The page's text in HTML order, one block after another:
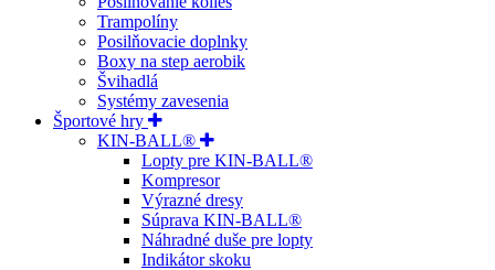
Trampolíny
Posilňovacie doplnky
Boxy na step aerobik
Švihadlá
Systémy zavesenia
Športové hry
KIN-BALL®
Lopty pre KIN-BALL®
Kompresor
Výrazné dresy
Súprava KIN-BALL®
Náhradné duše pre lopty
Indikátor skoku